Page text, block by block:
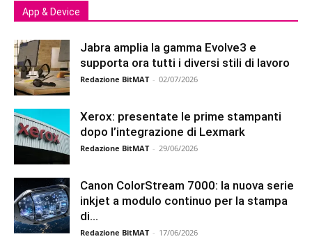
App & Device
Jabra amplia la gamma Evolve3 e
supporta ora tutti i diversi stili di lavoro
Redazione BitMAT - 02/07/2026
Xerox: presentate le prime stampanti
dopo l’integrazione di Lexmark
Redazione BitMAT - 29/06/2026
Canon ColorStream 7000: la nuova serie
inkjet a modulo continuo per la stampa
di...
Redazione BitMAT - 17/06/2026